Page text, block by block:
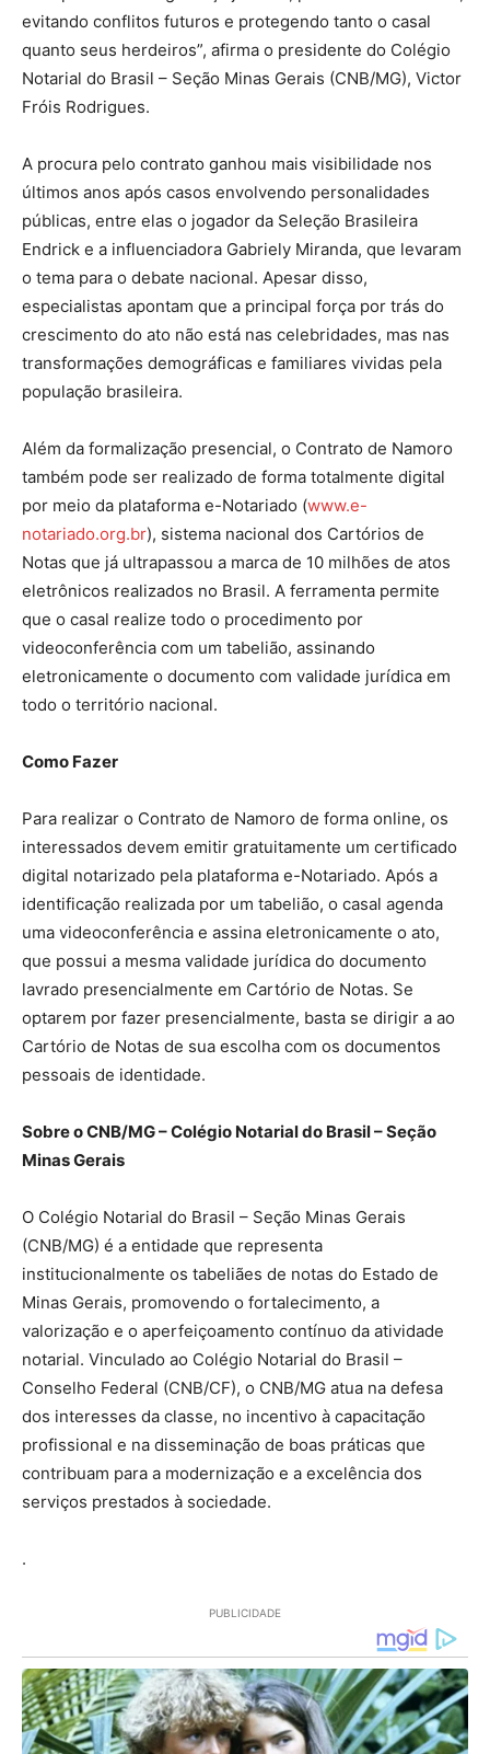
evitando conflitos futuros e protegendo tanto o casal
quanto seus herdeiros”, afirma o presidente do Colégio
Notarial do Brasil – Seção Minas Gerais (CNB/MG), Victor
Fróis Rodrigues.
A procura pelo contrato ganhou mais visibilidade nos
últimos anos após casos envolvendo personalidades
públicas, entre elas o jogador da Seleção Brasileira
Endrick e a influenciadora Gabriely Miranda, que levaram
o tema para o debate nacional. Apesar disso,
especialistas apontam que a principal força por trás do
crescimento do ato não está nas celebridades, mas nas
transformações demográficas e familiares vividas pela
população brasileira.
Além da formalização presencial, o Contrato de Namoro
também pode ser realizado de forma totalmente digital
por meio da plataforma e-Notariado (www.e-
notariado.org.br), sistema nacional dos Cartórios de
Notas que já ultrapassou a marca de 10 milhões de atos
eletrônicos realizados no Brasil. A ferramenta permite
que o casal realize todo o procedimento por
videoconferência com um tabelião, assinando
eletronicamente o documento com validade jurídica em
todo o território nacional.
Como Fazer
Para realizar o Contrato de Namoro de forma online, os
interessados devem emitir gratuitamente um certificado
digital notarizado pela plataforma e-Notariado. Após a
identificação realizada por um tabelião, o casal agenda
uma videoconferência e assina eletronicamente o ato,
que possui a mesma validade jurídica do documento
lavrado presencialmente em Cartório de Notas. Se
optarem por fazer presencialmente, basta se dirigir a ao
Cartório de Notas de sua escolha com os documentos
pessoais de identidade.
Sobre o CNB/MG – Colégio Notarial do Brasil – Seção
Minas Gerais
O Colégio Notarial do Brasil – Seção Minas Gerais
(CNB/MG) é a entidade que representa
institucionalmente os tabeliães de notas do Estado de
Minas Gerais, promovendo o fortalecimento, a
valorização e o aperfeiçoamento contínuo da atividade
notarial. Vinculado ao Colégio Notarial do Brasil –
Conselho Federal (CNB/CF), o CNB/MG atua na defesa
dos interesses da classe, no incentivo à capacitação
profissional e na disseminação de boas práticas que
contribuam para a modernização e a excelência dos
serviços prestados à sociedade.
.
PUBLICIDADE